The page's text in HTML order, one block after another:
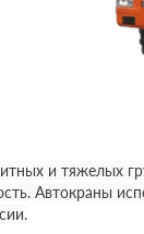
и тяжелых
Автокраны